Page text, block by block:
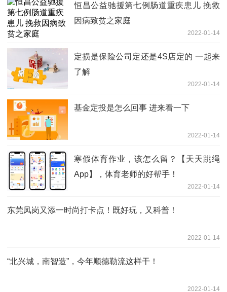
恒昌公益驰援第七例肠道重疾患儿 挽救
因病致贫之家庭
2022-01-14
定损是保险公司定还是4S店定的 一起来
了解
2022-01-14
基金定投是怎么回事 进来看一下
2022-01-14
寒假体育作业，该怎么留？【天天跳绳
App】，体育老师的好帮手！
2022-01-14
东莞凤岗又添一时尚打卡点！既好玩，又科普！
2022-01-14
“北兴城，南智造”，今年顺德勒流这样干！
2022-01-14